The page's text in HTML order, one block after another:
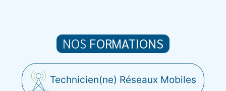
NOS FORMATIONS
Technicien(ne) Réseaux Mobiles